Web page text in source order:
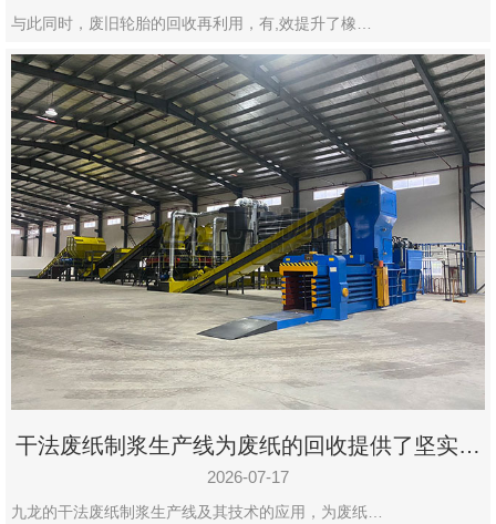
设
有
限
公
司
豫
ICP
备
19020390
号-1
与此同时，废旧轮胎的回收再利用，有,效提升了橡…
干法废纸制浆生产线为废纸的回收提供了坚实的
保障
2026-07-17
九龙的干法废纸制浆生产线及其技术的应用，为废纸…